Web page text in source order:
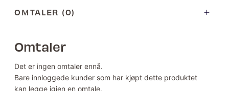
OMTALER (0)
Omtaler
Det er ingen omtaler ennå.
Bare innloggede kunder som har kjøpt dette produktet
kan legge igjen en omtale.